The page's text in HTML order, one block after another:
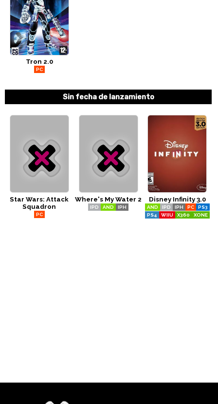
Tron 2.0
PC
Sin fecha de lanzamiento
Star Wars: Attack
Squadron
PC
Where's My Water 2
IPD AND IPH
Disney Infinity 3.0
AND IPD IPH PC
PS3
PS4
WIIU X360 XONE